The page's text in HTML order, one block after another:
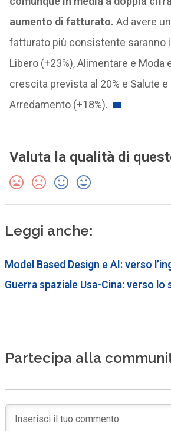
aumento di fatturato. Ad avere
fatturato più consistente saranno
Libero (+23%), Alimentare e Moda
crescita prevista al 20% e Salute e
Arredamento (+18%).
Valuta la qualità di
Leggi anche:
Model Based Design e AI: verso
Guerra spaziale Usa-Cina: verso
Partecipa alla